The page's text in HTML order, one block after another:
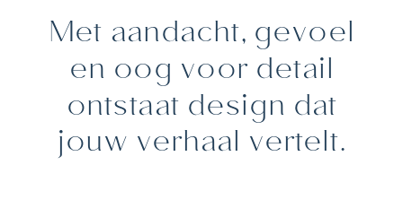
Met aandacht, gevoel
en oog voor detail
ontstaat design dat
jouw verhaal vertelt.